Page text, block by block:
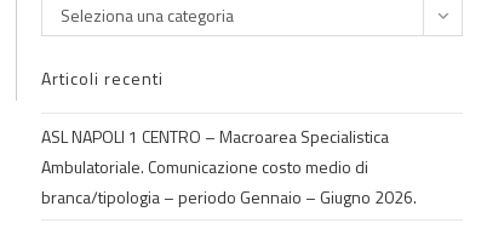
Seleziona una categoria
Articoli recenti
ASL NAPOLI 1 CENTRO – Macroarea Specialistica
Ambulatoriale. Comunicazione costo medio di
branca/tipologia – periodo Gennaio – Giugno 2026.